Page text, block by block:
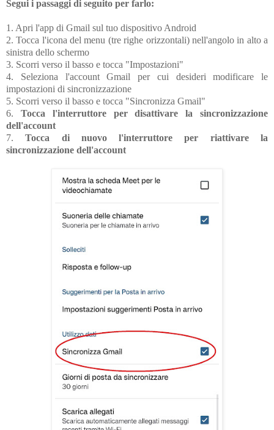
Segui i passaggi di seguito per farlo:
1. Apri l'app di Gmail sul tuo dispositivo Android
2. Tocca l'icona del menu (tre righe orizzontali) nell'angolo in alto a
sinistra dello schermo
3. Scorri verso il basso e tocca "Impostazioni"
4. Seleziona l'account Gmail per cui desideri modificare le
impostazioni di sincronizzazione
5. Scorri verso il basso e tocca "Sincronizza Gmail"
6. Tocca l'interruttore per disattivare la sincronizzazione
dell'account
7.Tocca di nuovo l'interruttore per riattivare la
sincronizzazione dell'account